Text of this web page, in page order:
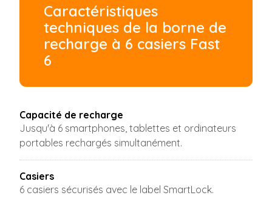
Caractéristiques
techniques de la borne de
recharge à 6 casiers Fast
6
Capacité de recharge
Jusqu'à 6 smartphones, tablettes et ordinateurs
portables rechargés simultanément.
Casiers
6 casiers sécurisés avec le label SmartLock.